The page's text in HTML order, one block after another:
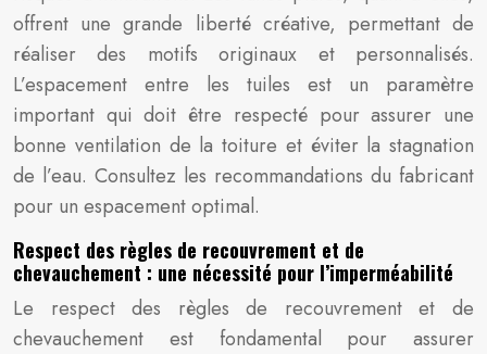
offrent une grande liberté créative, permettant de
réaliser des motifs originaux et personnalisés.
L’espacement entre les tuiles est un paramètre
important qui doit être respecté pour assurer une
bonne ventilation de la toiture et éviter la stagnation
de l’eau. Consultez les recommandations du fabricant
pour un espacement optimal.
Respect des règles de recouvrement et de
chevauchement : une nécessité pour l’imperméabilité
Le respect des règles de recouvrement et de
chevauchement est fondamental pour assurer